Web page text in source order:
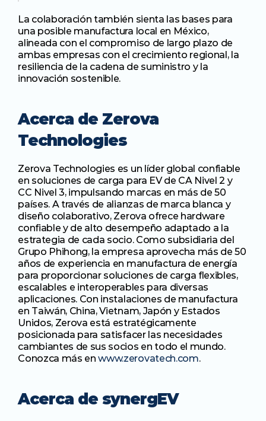
La colaboración también sienta las bases para
una posible manufactura local en México,
alineada con el compromiso de largo plazo de
ambas empresas con el crecimiento regional, la
resiliencia de la cadena de suministro y la
innovación sostenible.
Acerca de Zerova
Technologies
Zerova Technologies es un líder global confiable
en soluciones de carga para EV de CA Nivel 2 y
CC Nivel 3, impulsando marcas en más de 50
países. A través de alianzas de marca blanca y
diseño colaborativo, Zerova ofrece hardware
confiable y de alto desempeño adaptado a la
estrategia de cada socio. Como subsidiaria del
Grupo Phihong, la empresa aprovecha más de 50
años de experiencia en manufactura de energía
para proporcionar soluciones de carga flexibles,
escalables e interoperables para diversas
aplicaciones. Con instalaciones de manufactura
en Taiwán, China, Vietnam, Japón y Estados
Unidos, Zerova está estratégicamente
posicionada para satisfacer las necesidades
cambiantes de sus socios en todo el mundo.
Conozca más en www.zerovatech.com.
Acerca de synergEV